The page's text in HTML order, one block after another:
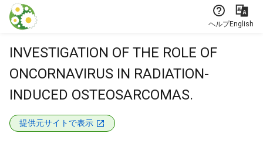
本文に飛ぶ
ヘルプEnglish
INVESTIGATION OF THE ROLE OF
ONCORNAVIRUS IN RADIATION-
INDUCED OSTEOSARCOMAS.
提供元サイトで表示